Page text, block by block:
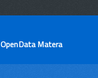
OpenData Matera